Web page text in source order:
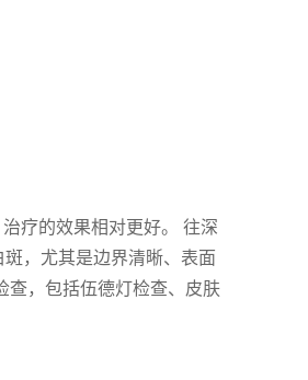
疗的效果相对更好。 往深
，尤其是边界清晰、表面
查，包括伍德灯检查、皮肤